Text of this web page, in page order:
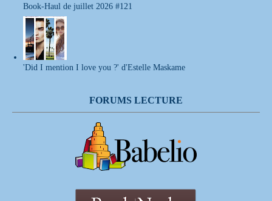
Book-Haul de juillet 2026 #121
'Did I mention I love you ?' d'Estelle Maskame
FORUMS LECTURE